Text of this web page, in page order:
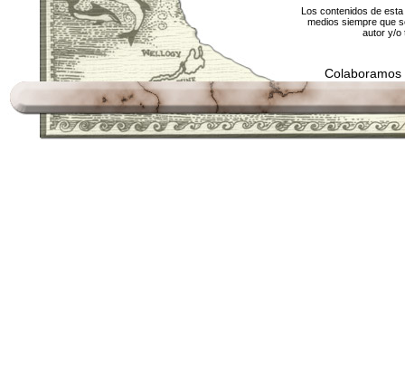
Los contenidos de
medios siempre que
autor y/o